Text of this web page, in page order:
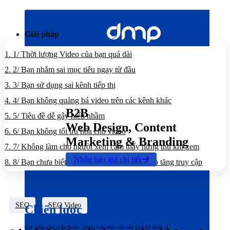
dung
Giải pháp
B2B
Web Design, Content
Marketing & Branding
Nhận báo giá chi tiết
Chiến lược
Giải pháp phát triển doanh nghiệp toàn diện trên nền tảng kỹ thuật số
1. 1/ Thời lượng Video của bạn quá dài
2. 2/ Bạn nhắm sai mục tiêu ngay từ đầu
3. 3/ Bạn sử dụng sai kênh tiếp thị
4. 4/ Bạn không quảng bá video trên các kênh khác
5. 5/ Tiêu đề dễ gây hiểu nhầm
6. 6/ Bạn không tối ưu hóa cho video
7. 7/ Không làm cho người xem cảm thấy hứng thú khi xem
8. 8/ Bạn chưa biết cách sử dụng các biện pháp tăng truy cập
SEO SEO Video